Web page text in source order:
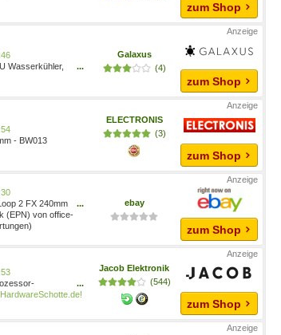
zum Shop
Wasserkühler,
...
Galaxus
(4)
zum Shop
- BW013
ELECTRONIS
(3)
zum Shop
2 FX 240mm
...
(EPN) von office-
ebay
zum Shop
...
Jacob Elektronik
(544)
zum Shop